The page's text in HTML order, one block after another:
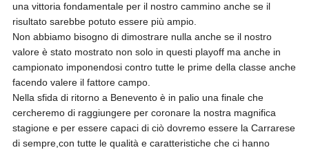
una vittoria fondamentale per il nostro cammino anche se il
risultato sarebbe potuto essere più ampio.
Non abbiamo bisogno di dimostrare nulla anche se il nostro
valore è stato mostrato non solo in questi playoff ma anche in
campionato imponendosi contro tutte le prime della classe anche
facendo valere il fattore campo.
Nella sfida di ritorno a Benevento è in palio una finale che
cercheremo di raggiungere per coronare la nostra magnifica
stagione e per essere capaci di ciò dovremo essere la Carrarese
di sempre,con tutte le qualità e caratteristiche che ci hanno